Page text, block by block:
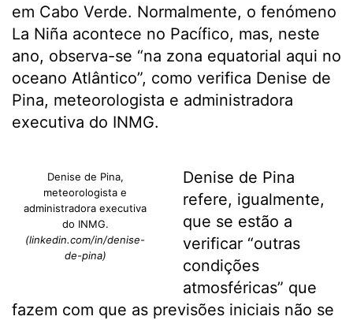
em Cabo Verde. Normalmente, o fenómeno
La Niña acontece no Pacífico, mas, neste
ano, observa-se “na zona equatorial aqui no
oceano Atlântico”, como verifica Denise de
Pina, meteorologista e administradora
executiva do INMG.
Denise de Pina,
meteorologista e
administradora executiva
do INMG.
(linkedin.com/in/denise-
de-pina)
Denise de Pina
refere, igualmente,
que se estão a
verificar “outras
condições
atmosféricas” que
fazem com que as previsões iniciais não se